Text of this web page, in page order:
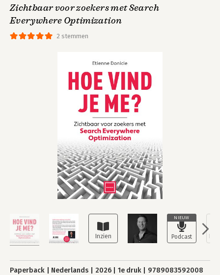
NIEUW
2 stemmen
Zichtbaar voor zoekers met Search
Everywhere Optimization
Paperback Nederlands 2026 1e druk 9789083592008